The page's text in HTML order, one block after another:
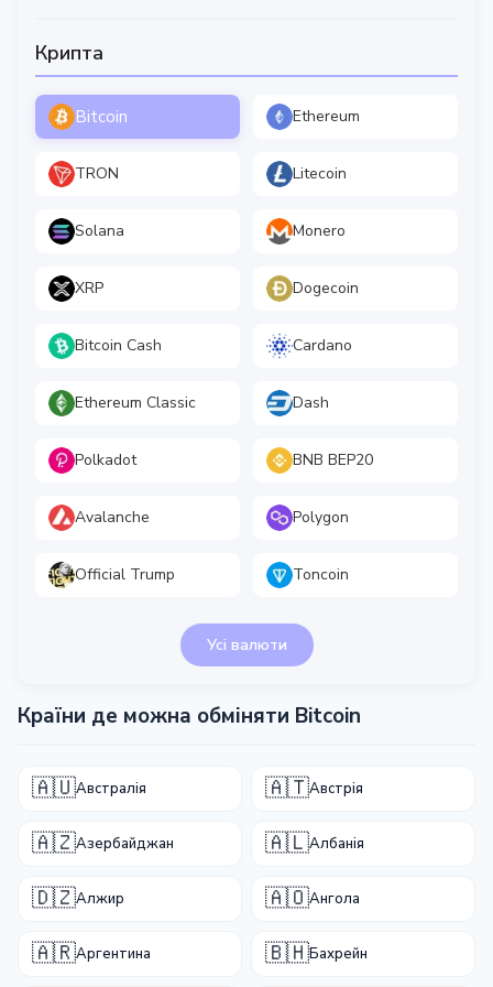
Крипта
Bitcoin Ethereum
TRON Litecoin
Solana Monero
XRP Dogecoin
Bitcoin Cash Cardano
Ethereum Classic Dash
Polkadot BNB BEP20
Avalanche Polygon
Official Trump Toncoin
Усі валюти
Країни де можна обміняти Bitcoin
🇦🇺Австралія 🇦🇹Австрія
🇦🇿Азербайджан 🇦🇱Албанія
🇩🇿Алжир 🇦🇴Ангола
🇦🇷Аргентина 🇧🇭Бахрейн